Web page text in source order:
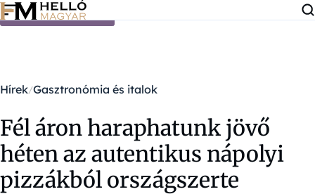
Ugrás a tartalomra
Hírek Gasztronómia és italok
Fél áron haraphatunk jövő
héten az autentikus nápolyi
pizzákból országszerte